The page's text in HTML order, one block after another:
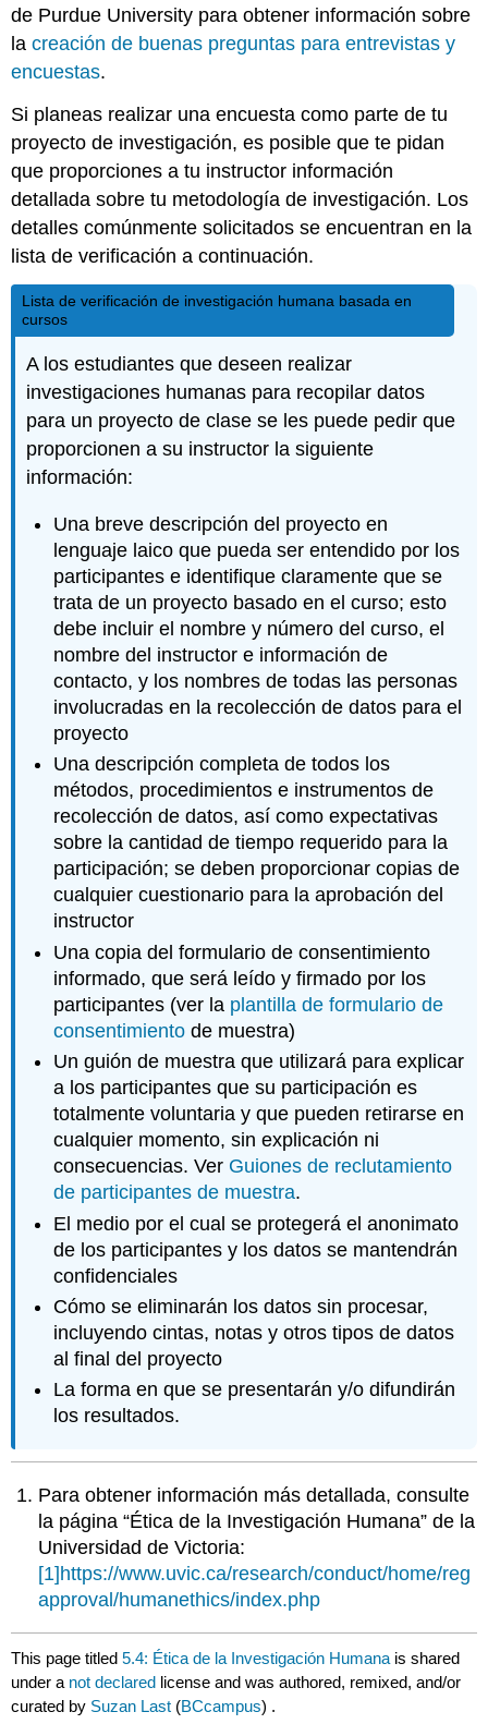
de Purdue University para obtener información sobre
lacreación de buenas preguntas para entrevistas y
encuestas.
Si planeas realizar una encuesta como parte de tu
proyecto de investigación, es posible que te pidan
que proporciones a tu instructor información
detallada sobre tu metodología de investigación. Los
detalles comúnmente solicitados se encuentran en la
lista de verificación a continuación.
Lista de verificación de investigación humana basada en
cursos
A los estudiantes que deseen realizar
investigaciones humanas para recopilar datos
para un proyecto de clase se les puede pedir que
proporcionen a su instructor la siguiente
información:
Una breve descripción del proyecto en
lenguaje laico que pueda ser entendido por los
participantes e identifique claramente que se
trata de un proyecto basado en el curso; esto
debe incluir el nombre y número del curso, el
nombre del instructor e información de
contacto, y los nombres de todas las personas
involucradas en la recolección de datos para el
proyecto
Una descripción completa de todos los
métodos, procedimientos e instrumentos de
recolección de datos, así como expectativas
sobre la cantidad de tiempo requerido para la
participación; se deben proporcionar copias de
cualquier cuestionario para la aprobación del
instructor
Una copia del formulario de consentimiento
informado, que será leído y firmado por los
participantes (ver la plantilla de formulario de
consentimiento de muestra)
Un guión de muestra que utilizará para explicar
a los participantes que su participación es
totalmente voluntaria y que pueden retirarse en
cualquier momento, sin explicación ni
consecuencias. Ver Guiones de reclutamiento
de participantes de muestra.
El medio por el cual se protegerá el anonimato
de los participantes y los datos se mantendrán
confidenciales
Cómo se eliminarán los datos sin procesar,
incluyendo cintas, notas y otros tipos de datos
al final del proyecto
La forma en que se presentarán y/o difundirán
los resultados.
Para obtener información más detallada, consulte
la página “Ética de la Investigación Humana” de la
Universidad de Victoria:
[1] https://www.uvic.ca/research/conduct/home/reg
approval/humanethics/index.php
This page titled5.4: Ética de la Investigación Humanais shared
under a not declared license and was authored, remixed, and/or
curated by Suzan Last (BCcampus) .